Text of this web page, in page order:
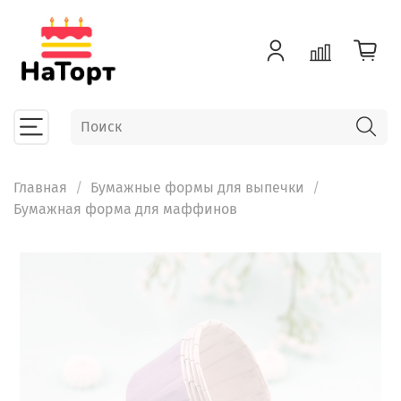
Главная
Бумажные формы для выпечки
Бумажная форма для маффинов